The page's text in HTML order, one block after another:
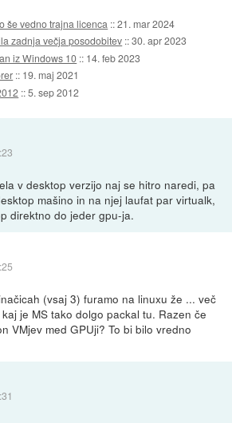
še vedno trajna licenca ::21. mar 2024
zadnja večja posodobitev ::30. apr 2023
iz Windows 10 :: 14. feb 2023
:: 19. maj 2021
::5. sep 2012
v desktop verzijo naj se hitro naredi, pa
mašino in na njej laufat par virtualk,
direktno do jeder gpu-ja.
(vsaj 3) furamo na linuxu že ... več
je MS tako dolgo packal tu. Razen če
VMjev med GPUji? To bi bilo vredno